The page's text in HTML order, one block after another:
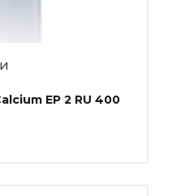
EP 2 RU 400